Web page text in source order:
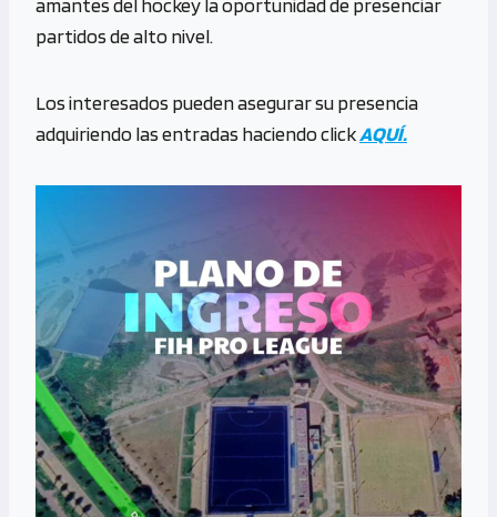
partidos de alto nivel.
Los interesados pueden asegurar su presencia
adquiriendo las entradas haciendo clickAQUÍ.